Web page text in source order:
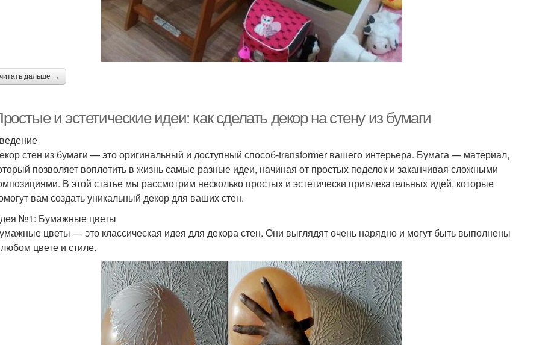
читать дальше →
и эстетические идеи: как сделать декор на стену из бумаги
стен из бумаги — это оригинальный и доступный способ-transformer вашего интерьера. Бумага — материал,
позволяет воплотить в жизнь самые разные идеи, начиная от простых поделок и заканчивая сложными
В этой статье мы рассмотрим несколько простых и эстетически привлекательных идей, которые
вам создать уникальный декор для ваших стен.
№1: Бумажные цветы
цветы — это классическая идея для декора стен. Они выглядят очень нарядно и могут быть выполнены
цвете и стиле.